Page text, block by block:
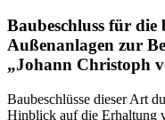
Baubeschluss für
Außenanlagen zur
„Johann Christoph
Baubeschlüsse dieser Art
Hinblick auf die Erhaltung